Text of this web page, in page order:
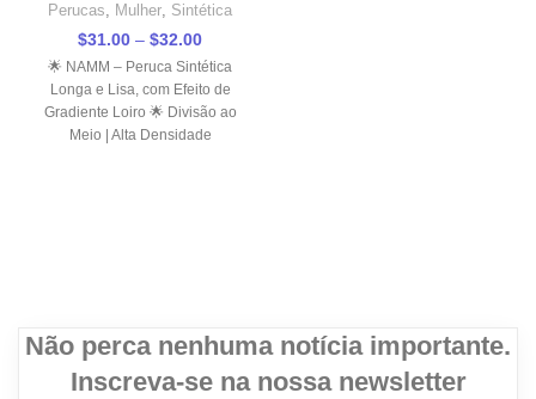
Perucas, Mulher, Sintética
$31.00 – $32.00
range:
$31.00
through
🌟 NAMM – Peruca Sintética
Longa e Lisa, com Efeito de
Gradiente Loiro 🌟 Divisão ao
Meio | Alta Densidade
Não perca nenhuma notícia importante.
Inscreva-se na nossa newsletter